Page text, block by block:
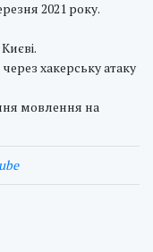
2021 року.
хакерську атаку
мовлення на